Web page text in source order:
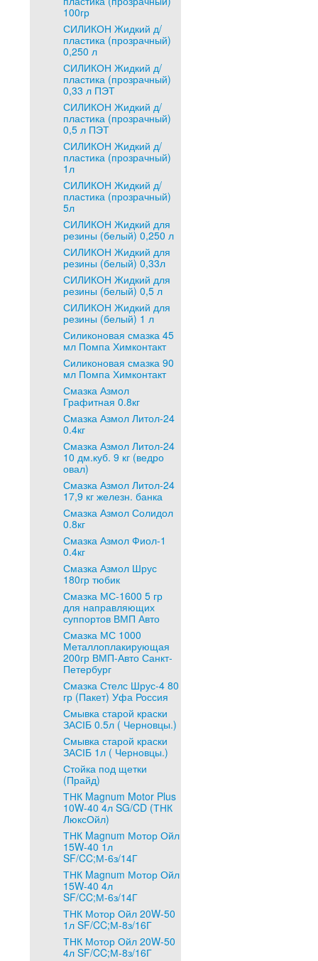
100гр
СИЛИКОН Жидкий д/
пластика (прозрачный)
0,250 л
СИЛИКОН Жидкий д/
пластика (прозрачный)
0,33 л ПЭТ
СИЛИКОН Жидкий д/
пластика (прозрачный)
0,5 л ПЭТ
СИЛИКОН Жидкий д/
пластика (прозрачный)
1л
СИЛИКОН Жидкий д/
пластика (прозрачный)
5л
СИЛИКОН Жидкий для
резины (белый) 0,250 л
СИЛИКОН Жидкий для
резины (белый) 0,33л
СИЛИКОН Жидкий для
резины (белый) 0,5 л
СИЛИКОН Жидкий для
резины (белый) 1 л
Силиконовая смазка 45
мл Помпа Химконтакт
Силиконовая смазка 90
мл Помпа Химконтакт
Смазка Азмол
Графитная 0.8кг
Смазка Азмол Литол-24
0.4кг
Смазка Азмол Литол-24
10 дм.куб. 9 кг (ведро
овал)
Смазка Азмол Литол-24
17,9 кг железн. банка
Смазка Азмол Солидол
0.8кг
Смазка Азмол Фиол-1
0.4кг
Смазка Азмол Шрус
180гр тюбик
Смазка МС-1600 5 гр
для направляющих
суппортов ВМП Авто
Смазка МС 1000
Металлоплакирующая
200гр ВМП-Авто Санкт-
Петербург
Смазка Стелс Шрус-4 80
гр (Пакет) Уфа Россия
Смывка старой краски
ЗАСІБ 0.5л ( Черновцы.)
Смывка старой краски
ЗАСІБ 1л ( Черновцы.)
Стойка под щетки
(Прайд)
ТНК Magnum Motor Plus
10W-40 4л SG/CD (ТНК
ЛюксОйл)
ТНК Magnum Мотор Ойл
15W-40 1л
SF/CC;М-6з/14Г
ТНК Magnum Мотор Ойл
15W-40 4л
SF/CC;М-6з/14Г
ТНК Мотор Ойл 20W-50
1л SF/CC;М-8з/16Г
ТНК Мотор Ойл 20W-50
4л SF/CC;М-8з/16Г